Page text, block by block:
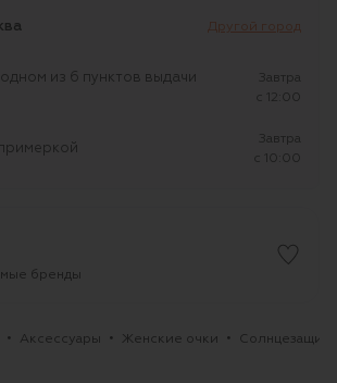
Другой город
из 6 пунктов выдачи
Завтра
c 12:00
Завтра
c 10:00
бренды
Аксессуары Женские очки